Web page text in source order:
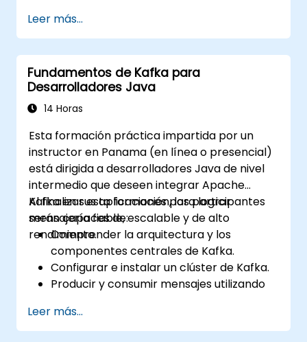
Escribir aplicaciones de streaming con
Kafka Streams y ksqlDB.
Integrar una aplicación cliente de Kafka
con Confluent Cloud para despliegues
basados en la nube.
Adquirir experiencia práctica mediante
Leer más...
Fundamentos de Kafka para
Desarrolladores Java
14 Horas
Esta formación práctica impartida por un
instructor en Panama (en línea o presencial)
está dirigida a desarrolladores Java de nivel
intermedio que deseen integrar Apache
Kafka en sus aplicaciones para lograr
mensajería fiable, escalable y de alto
rendimiento.
Al finalizar esta formación, los participantes
serán capaces de:
Comprender la arquitectura y los
componentes centrales de Kafka.
Configurar e instalar un clúster de Kafka.
Producir y consumir mensajes utilizando
Implementar Kafka Streams para el
procesamiento de datos en tiempo real.
Leer más...